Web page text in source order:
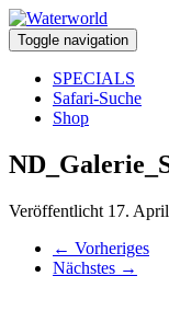
Toggle navigation
SPECIALS
Safari-Suche
Shop
Veröffentlicht 17.
← Vorheriges
Nächstes →